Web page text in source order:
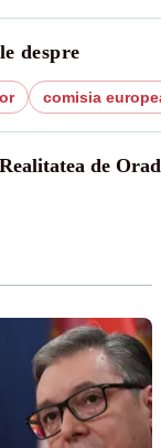
despre
comisia
de